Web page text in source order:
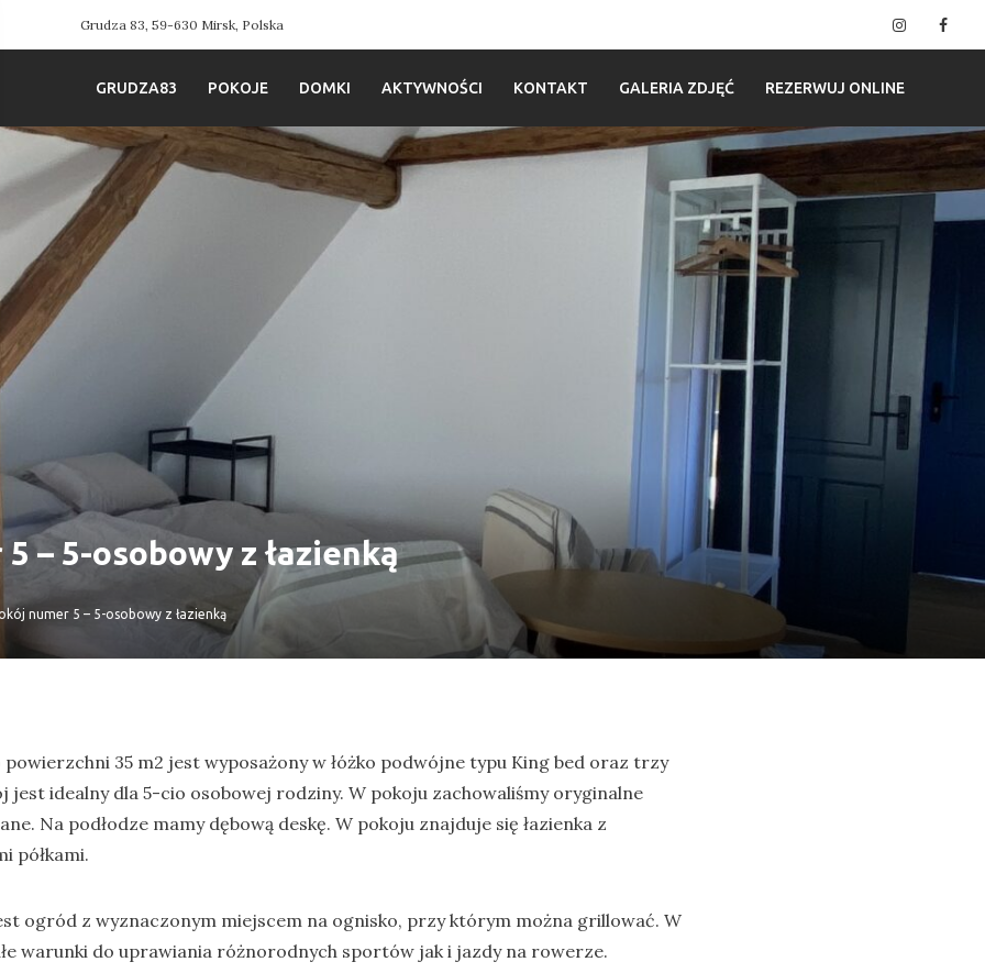
Grudza 83, 59-630 Mirsk, Polska Instagram
GRUDZA83 POKOJE DOMKI AKTYWNOŚCI KONTAKT GALERIA ZDJĘĆ REZERWUJ ONLINE
– 5-osobowy z łazienką
numer 5 – 5-osobowy z łazienką
powierzchni 35 m2 jest wyposażony w łóżko podwójne typu King bed oraz trzy
jest idealny dla 5-cio osobowej rodziny. W pokoju zachowaliśmy oryginalne
Na podłodze mamy dębową deskę. W pokoju znajduje się łazienka z
półkami.
ogród z wyznaczonym miejscem na ognisko, przy którym można grillować. W
warunki do uprawiania różnorodnych sportów jak i jazdy na rowerze.